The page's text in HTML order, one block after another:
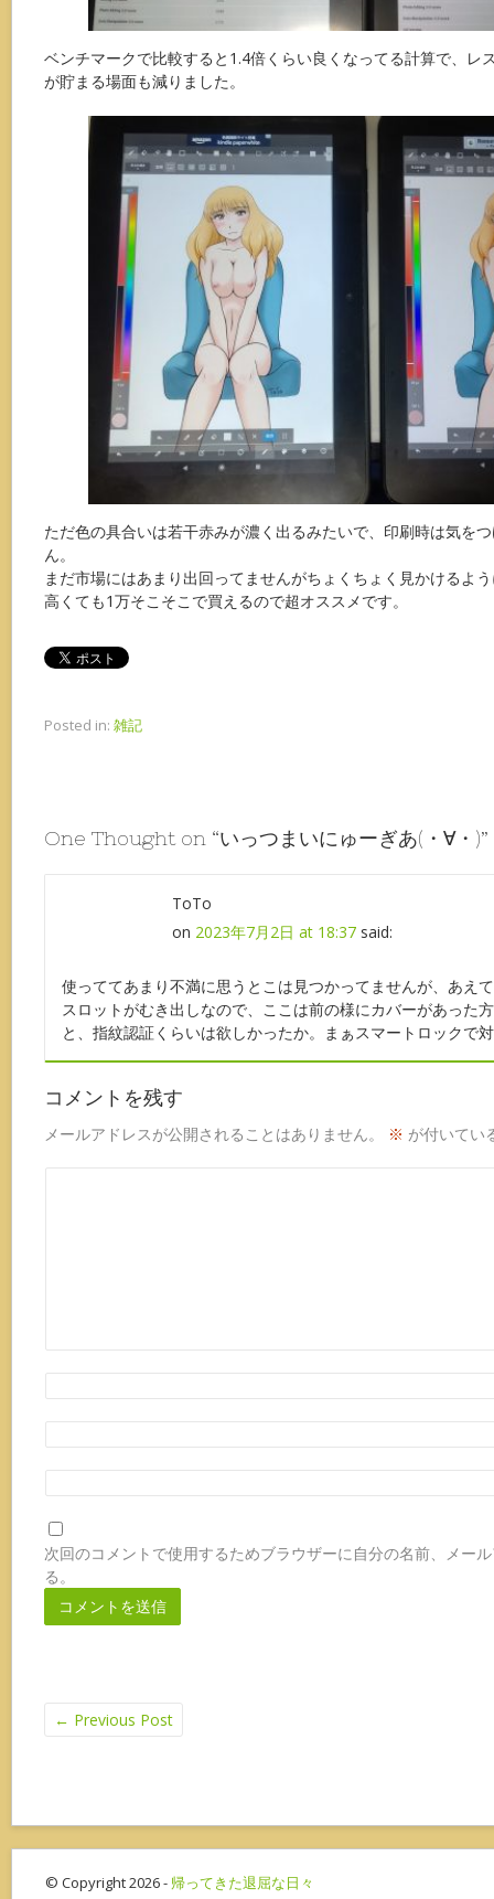
ベンチマークで比較すると1.4倍くらい良くなってる計算で、レ
が貯まる場面も減りました。
ただ色の具合いは若干赤みが濃く出るみたいで、印刷時は気を
ん。
まだ市場にはあまり出回ってませんがちょくちょく見かけるよ
高くても1万そこそこで買えるので超オススメです。
Posted in: 雑記
One Thought on “いっつまいにゅーぎあ(・∀・)”
ToTo
on 2023年7月2日 at 18:37 said:
使っててあまり不満に思うとこは見つかってませんが、あえ
スロットがむき出しなので、ここは前の様にカバーがあった
と、指紋認証くらいは欲しかったか。まぁスマートロックで
コメントを残す
メールアドレスが公開されることはありません。 ※ が付いてい
次回のコメントで使用するためブラウザーに自分の名前、メー
る。
← Previous Post
© Copyright 2026 - 帰ってきた退屈な日々